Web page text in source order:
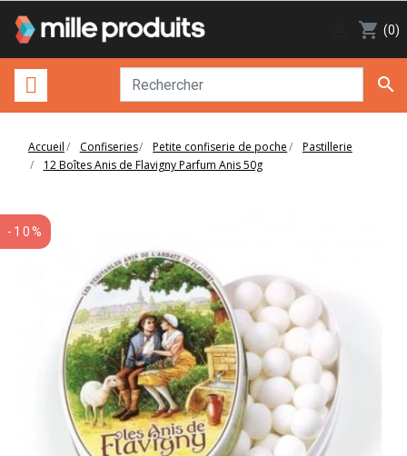
shopping_cart (0)

Accueil Confiseries Petite confiserie de poche
Pastillerie
12 Boîtes Anis de Flavigny Parfum Anis 50g
-10%